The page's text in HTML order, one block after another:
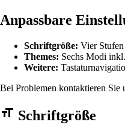
Anpassbare
Schriftgröße: Vier
Themes: Sechs Modi
Weitere:
Bei Problemen kontaktieren Sie
Barrierefreiheit
Schriftgröße